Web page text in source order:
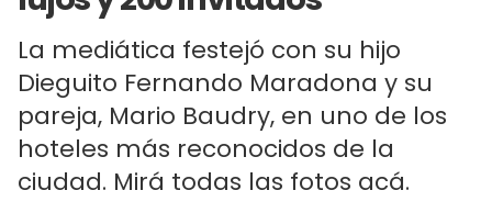
La mediática festejó con su hijo
Dieguito Fernando Maradona y su
pareja, Mario Baudry, en uno de los
hoteles más reconocidos de la
ciudad. Mirá todas las fotos acá.